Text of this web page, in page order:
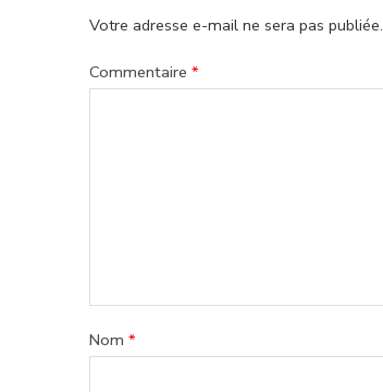
Votre adresse e-mail ne sera pas publiée.
Commentaire *
Nom *